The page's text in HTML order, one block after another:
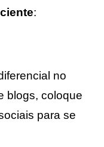
:
no
blogs, coloque
para se